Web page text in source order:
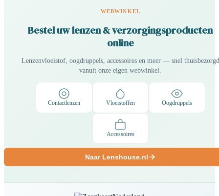
WEBWINKEL
Bestel uw lenzen & verzorgingsproducten
online
Lenzenvloeistof, oogdruppels, accessoires en meer — snel thuisbezorgd
vanuit onze eigen webwinkel.
Contactlenzen Vloeistoffen Oogdruppels
Accessoires
Naar Lenshouse.nl